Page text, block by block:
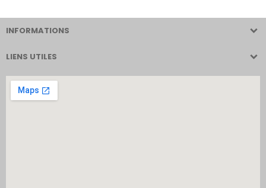
INFORMATIONS
LIENS UTILES